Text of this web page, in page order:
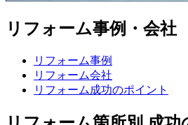
リフォーム事例・会社
リフォーム事例
リフォーム会社
リフォーム成功のポイント